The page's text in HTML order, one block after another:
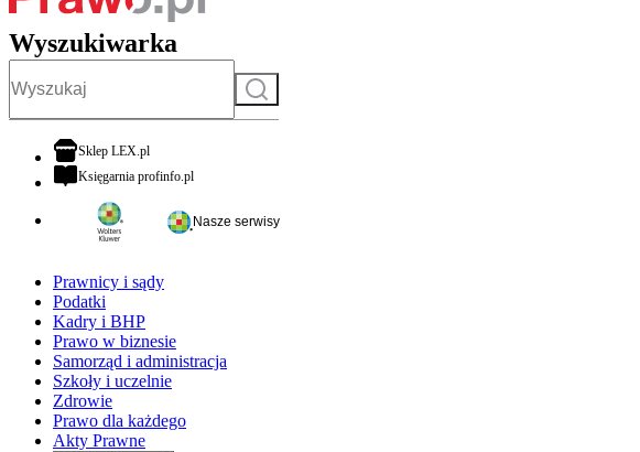
Wyszukiwarka
Szukaj
Sklep LEX.plotwiera się w nowej karcie
Księgarnia profinfo.plotwiera się w nowej karcie
Nasze serwisy
Prawnicy i sądy
Podatki
Kadry i BHP
Prawo w biznesie
Samorząd i administracja
Szkoły i uczelnie
Zdrowie
Prawo dla każdego
Akty Prawne